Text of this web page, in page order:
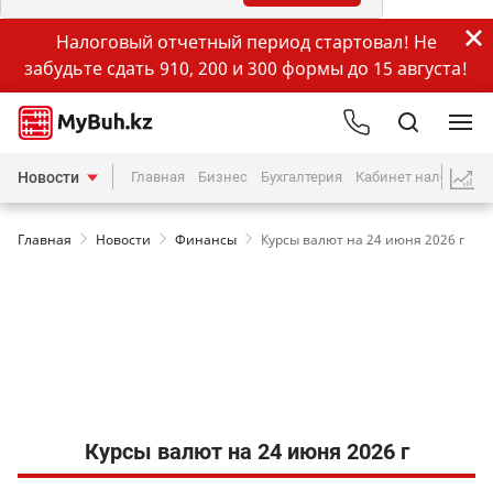
Налоговый отчетный период стартовал! Не
забудьте сдать 910, 200 и 300 формы до 15 августа!
Новости Главная Бизнес Бухгалтерия Кабинет
Главная Новости Финансы Курсы валют на 24 июня 2026 г
Курсы валют на 24 июня 2026 г